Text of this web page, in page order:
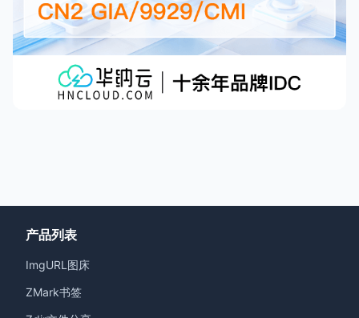
产品列表
ImgURL图床
ZMark书签